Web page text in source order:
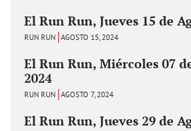
El Run Run, Jueves 15 de
RUN RUN AGOSTO 15, 2024
El Run Run, Miércoles 07
2024
RUN RUN AGOSTO 7, 2024
El Run Run, Jueves 29 de